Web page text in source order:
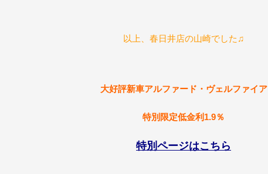
以上、春日井店の山崎でした♫
大好評新車アルファード・ヴェルファイア
特別限定低金利1.9％
特別ページはこちら